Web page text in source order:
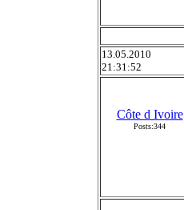
13.05.2010
21:31:52
Côte d Ivoire
Posts:344